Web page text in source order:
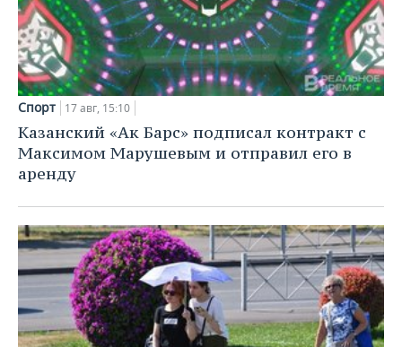
Спорт 17 авг, 15:10
Казанский «Ак Барс» подписал контракт с
Максимом Марушевым и отправил его в
аренду